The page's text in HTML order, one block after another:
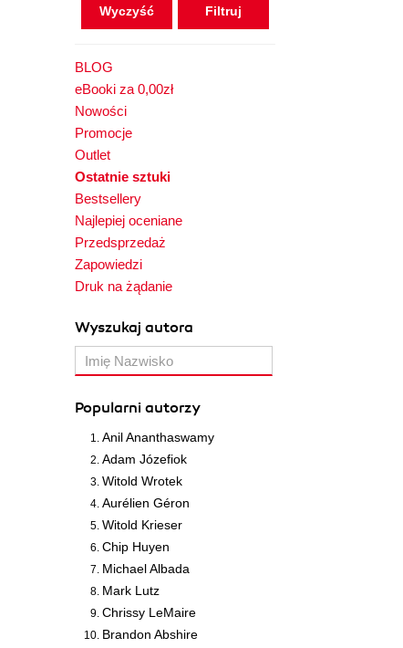
Wyczyść
BLOG
eBooki za 0,00zł
Nowości
Promocje
Outlet
Ostatnie sztuki
Bestsellery
Najlepiej oceniane
Przedsprzedaż
Zapowiedzi
Druk na żądanie
Wyszukaj autora
Popularni autorzy
Anil Ananthaswamy
Adam Józefiok
Witold Wrotek
Aurélien Géron
Witold Krieser
Chip Huyen
Michael Albada
Mark Lutz
Chrissy LeMaire
Brandon Abshire